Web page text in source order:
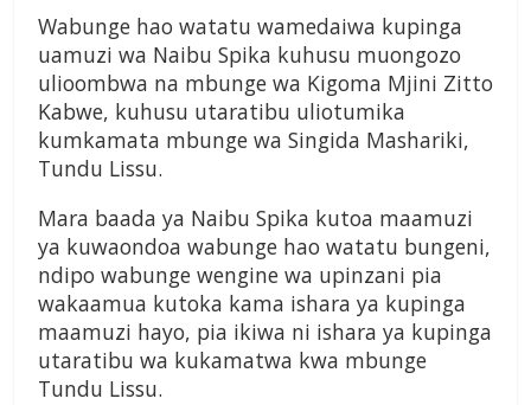
Wabunge hao watatu wamedaiwa kupinga
uamuzi wa Naibu Spika kuhusu muongozo
ulioombwa na mbunge wa Kigoma Mjini Zitto
Kabwe, kuhusu utaratibu uliotumika
kumkamata mbunge wa Singida Mashariki,
Tundu Lissu.
Mara baada ya Naibu Spika kutoa maamuzi
ya kuwaondoa wabunge hao watatu bungeni,
ndipo wabunge wengine wa upinzani pia
wakaamua kutoka kama ishara ya kupinga
maamuzi hayo, pia ikiwa ni ishara ya kupinga
utaratibu wa kukamatwa kwa mbunge
Tundu Lissu.